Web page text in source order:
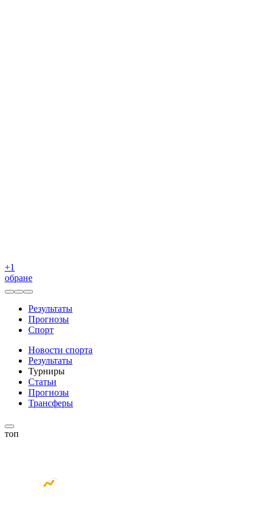
+1
обране
Результаты
Прогнозы
Спорт
Новости спорта
Результаты
Турниры
Статьи
Прогнозы
Трансферы
топ